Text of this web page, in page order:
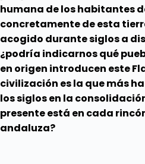
humana de los habitantes
concretamente de esta
acogido durante siglos a
¿podría indicarnos qué
en origen introducen este
civilización es la que más
los siglos en la
presente está en cada
andaluza?